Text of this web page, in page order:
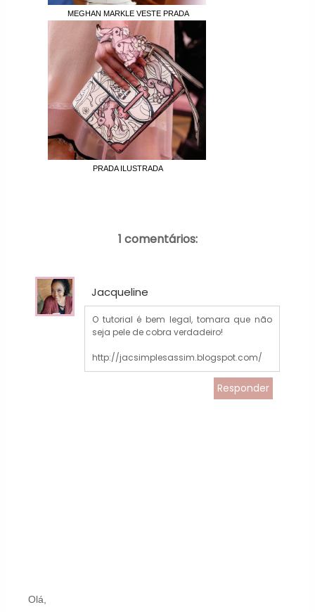
MEGHAN MARKLE VESTE PRADA
PRADA ILUSTRADA
1 comentários:
Jacqueline
O tutorial é bem legal, tomara que não
seja pele de cobra verdadeiro!
http://jacsimplesassim.blogspot.com/
Responder
Olá,